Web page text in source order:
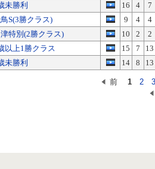
未勝利 16 4
7
S(3勝クラス) 9 4
4
特別(2勝クラス) 10 2
2
以上1勝クラス 15 7
13
未勝利 14 8 13
前 1 2 3